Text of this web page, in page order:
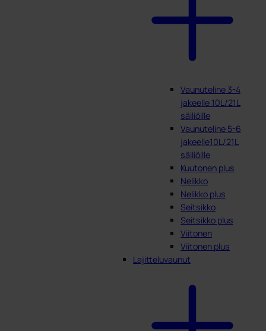
Vaunuteline 3-4
jakeelle 10L/21L
säiliöille
Vaunuteline 5-6
jakeelle10L/21L
säiliöille
Kuutonen plus
Nelikko
Nelikko plus
Seitsikko
Seitsikko plus
Viitonen
Viitonen plus
Lajitteluvaunut